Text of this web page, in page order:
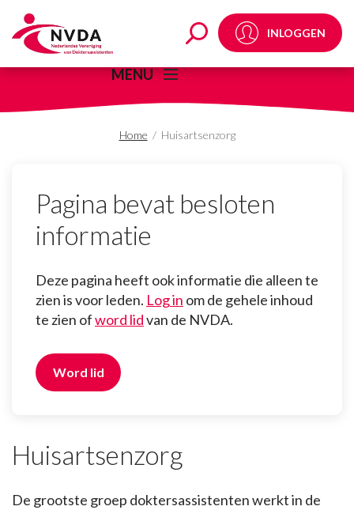
Huisartsenzorg - INLOGGEN
MENU
Home / Huisartsenzorg
Pagina bevat besloten
informatie
Deze pagina heeft ook informatie die alleen te
zien is voor leden. Log in om de gehele inhoud
te zien ofword lidvan de NVDA.
Word lid
Huisartsenzorg
De grootste groep doktersassistenten werkt in de